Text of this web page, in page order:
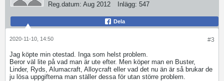
Reg.datum: Aug 2012 Inlägg: 547
Dela
#3
2020-11-10, 14:50
Jag köpte min otestad. Inga som helst problem.
Beror väl lite på vad man är ute efter. Men köper man en Buster,
Linder, Ryds, Alumacraft, Alloycraft eller vad det nu än är så brukar de
ju lösa uppgifterna man ställer dessa för utan större problem.